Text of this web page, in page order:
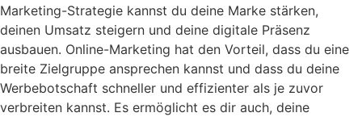
Marketing-Strategie kannst du deine Marke stärken,
deinen Umsatz steigern und deine digitale Präsenz
ausbauen. Online-Marketing hat den Vorteil, dass du eine
breite Zielgruppe ansprechen kannst und dass du deine
Werbebotschaft schneller und effizienter als je zuvor
verbreiten kannst. Es ermöglicht es dir auch, deine